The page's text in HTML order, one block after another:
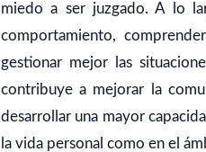
miedo a ser juzgado. A lo
comportamiento,
gestionar mejor las
contribuye a mejorar la
desarrollar una mayor
la vida personal como en el